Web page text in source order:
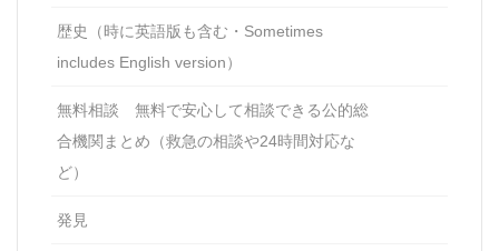
歴史（時に英語版も含む・Sometimes
includes English version）
無料相談 無料で安心して相談できる公的総
合機関まとめ（救急の相談や24時間対応な
ど）
発見